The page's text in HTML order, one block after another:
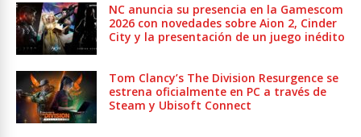
NC anuncia su presencia en la Gamescom
2026 con novedades sobre Aion 2, Cinder
City y la presentación de un juego inédito
Tom Clancy’s The Division Resurgence se
estrena oficialmente en PC a través de
Steam y Ubisoft Connect